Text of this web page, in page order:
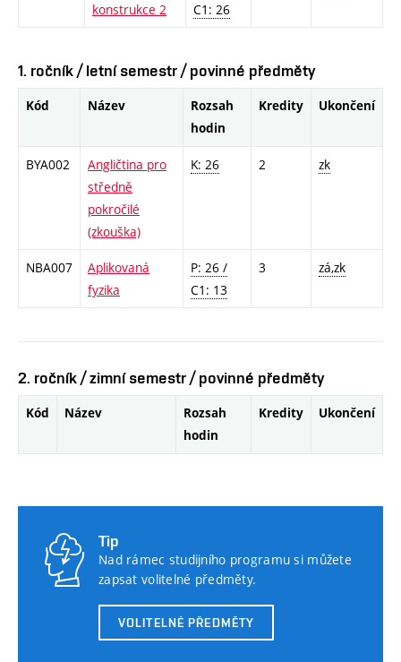
konstrukce 2
C1: 26
1. ročník / letní semestr / povinné předměty
Kód Název
Rozsah
hodin
Kredity Ukončení
BYA002
Angličtina pro
středně
pokročilé
(zkouška)
K: 26 2 zk
NBA007
Aplikovaná
fyzika
P: 26 /
C1: 13
3 zá,zk
2. ročník / zimní semestr / povinné předměty
Kód Název
Rozsah
hodin
Kredity Ukončení
Tip
Nad rámec studijního programu si můžete
zapsat volitelné předměty.
VOLITELNÉ PŘEDMĚTY